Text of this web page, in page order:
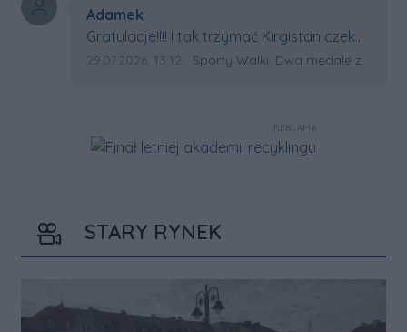
Autor komentarza:
Adamek
Treść komentarza:
Gratulacje!!!! I tak trzymać Kirgistan czeka
na powtórkę z USA a może i złote medale.
Data dodania komentarza:
29.07.2026, 13:12 Źródło komentarza:
Sporty Walki: Dwa medale za oceanem
REKLAMA
STARY RYNEK